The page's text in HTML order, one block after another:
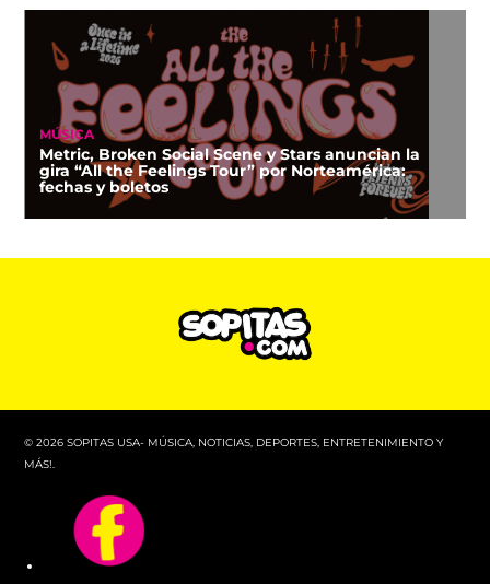
MÚSICA
Metric, Broken Social Scene y Stars anuncian la
gira “All the Feelings Tour” por Norteamérica:
fechas y boletos
© 2026 SOPITAS USA- MÚSICA, NOTICIAS, DEPORTES, ENTRETENIMIENTO Y
MÁS!.